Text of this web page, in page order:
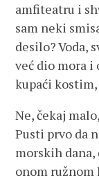
amfiteatru i
sam neki
desilo? Voda,
već dio mora i
kupaći
Ne, čekaj
Pusti prvo da
morskih dana,
onom ružnom